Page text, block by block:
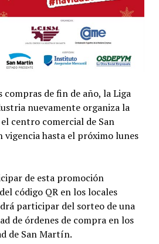
de fin de año, la Liga
nuevamente organiza la
centro comercial de San
hasta el próximo lunes
de esta promoción
código QR en los locales
participar del sorteo de una
de órdenes de compra en los
de San Martín.